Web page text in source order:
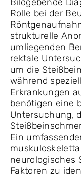
Rolle bei der
strukturelle
umliegenden
rektale
um die
während
Erkrankungen
benötigen eine
Untersuchung,
Ein
neurologisches
Faktoren zu